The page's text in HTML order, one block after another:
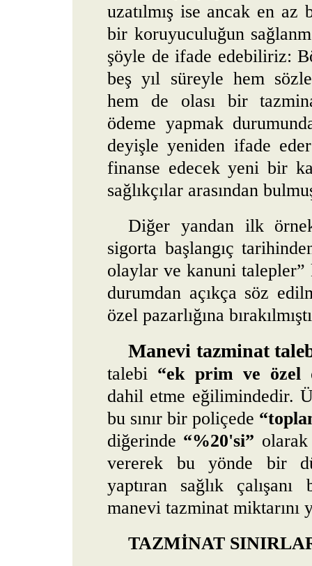
uzatılmış ise ancak en az
bir koruyuculuğun
şöyle de ifade edebiliriz:
beş yıl süreyle hem
hem de olası bir
ödeme yapmak
deyişle yeniden ifade
finanse edecek yeni bir
sağlıkçılar arasından
Diğer yandan ilk
sigorta başlangıç
olaylar ve kanuni talepler”
durumdan açıkça söz
özel pazarlığına
Manevi tazminat
talebi “ek prim ve özel
dahil etme eğilimindedir.
bu sınır bir poliçede
diğerinde “%20'si”
vererek bu yönde bir
yaptıran sağlık
manevi tazminat miktarını
TAZMİNAT